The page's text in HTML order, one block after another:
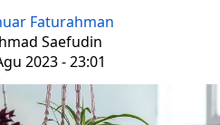
Faturahman
Saefudin
2023 - 23:01